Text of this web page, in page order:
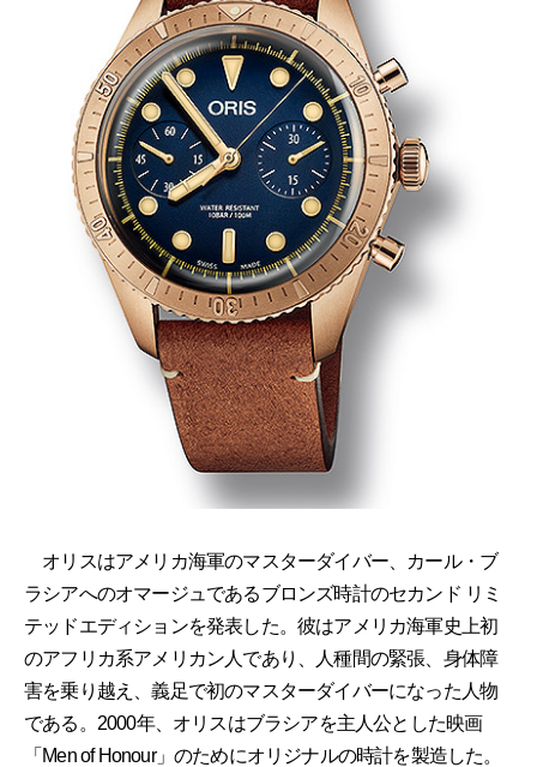
オリスはアメリカ海軍のマスターダイバー、カール・ブ
ラシアへのオマージュであるブロンズ時計のセカンド リミ
テッドエディションを発表した。彼はアメリカ海軍史上初
のアフリカ系アメリカン人であり、人種間の緊張、身体障
害を乗り越え、義足で初のマスターダイバーになった人物
である。2000年、オリスはブラシアを主人公とした映画
「Men of Honour」のためにオリジナルの時計を製造した。